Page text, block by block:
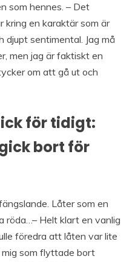
som hennes. – Det
kring en karaktär som är
sentimental. Jag må
men jag är faktiskt en
om att gå ut och
för tidigt:
bort för
Låter som en
röda…– Helt klart en vanlig
föredra att låten var lite
mig som flyttade bort